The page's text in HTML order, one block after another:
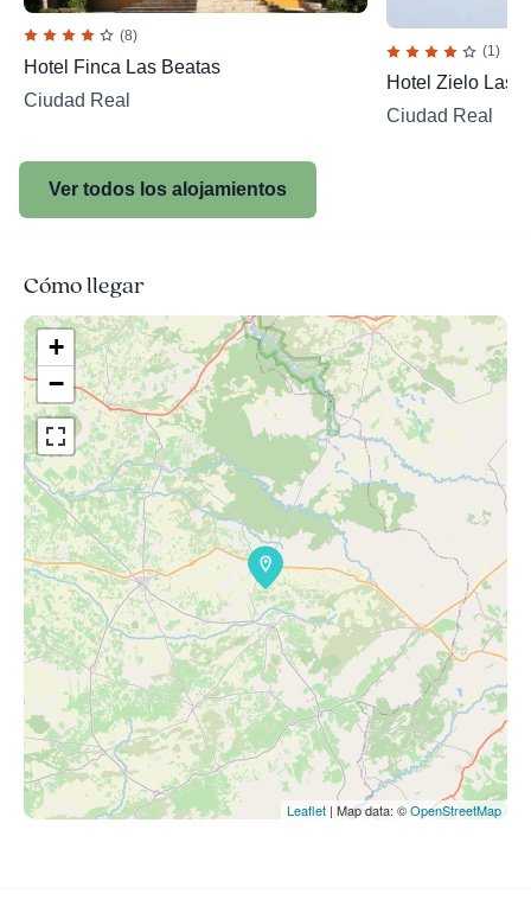
(8)
Hotel Finca Las Beatas
Ciudad Real
(1)
Hotel Zielo Las
Ciudad Real
Ver todos los alojamientos
Cómo llegar
+
−
Leaflet | Map data: ©OpenStreetMap